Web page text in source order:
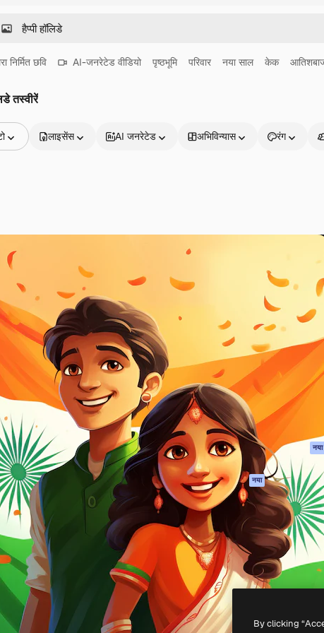
निर्मित छवि AI-जनरेटेड वीडियो पृष्ठभूमि परिवार नया साल केक
तस्वीरें
लाइसेंस AI जनरेटेड अभिविन्यास रंग
अपने बेहतरीन काम को बनाने के लिए क्रिएटिव प्लेटफॉर्म।
क्रिएटिव, एंटरप्राइजेज, एजेंसियों और स्टूडियो में 1
मिलियन से ज़्यादा सब्सक्राइबर।
हिन्दी
प्रोडक्ट्स
Spaces
AI सहायक
एआई इमेज जेनरेटर
AI वीडियो जनरेटर
एआई वॉयस जनरेटर
स्टॉक सामग्री
MCP
Claude/ChatGPT
के लिए
नया
एजेंट नया
API
मोबाइल ऐप
सभी फ्रीपिक उपकरण
Copyright © 2010- 2026Freepik Company S.L.U. सर्वाधिकार सुरक्षित.
By clicking